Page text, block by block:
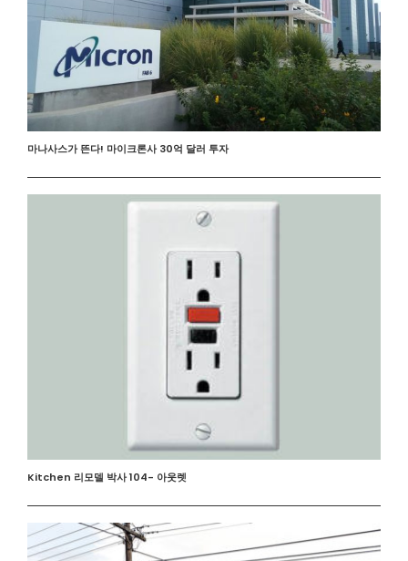
마나사스가 뜬다! 마이크론사 30억 달러 투자
Kitchen 리모델 박사 104- 아웃렛